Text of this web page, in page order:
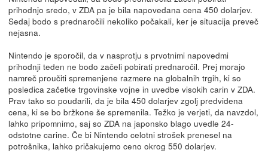
prihodnjo sredo, v ZDA pa je bila napovedana cena 450 dolarjev.
Sedaj bodo s prednaročili nekoliko počakali, ker je situacija preveč
nejasna.
Nintendo je sporočil, da v nasprotju s prvotnimi napovedmi
prihodnji teden ne bodo začeli pobirati prednaročil. Prej morajo
namreč proučiti spremenjene razmere na globalnih trgih, ki so
posledica začetke trgovinske vojne in uvedbe visokih carin v ZDA.
Prav tako so poudarili, da je bila 450 dolarjev zgolj predvidena
cena, ki se bo bržkone še spremenila. Težko je verjeti, da navzdol,
lahko pripomnimo, saj so ZDA na japonsko blago uvedle 24-
odstotne carine. Če bi Nintendo celotni strošek prenesel na
potrošnika, lahko pričakujemo ceno okrog 550 dolarjev.